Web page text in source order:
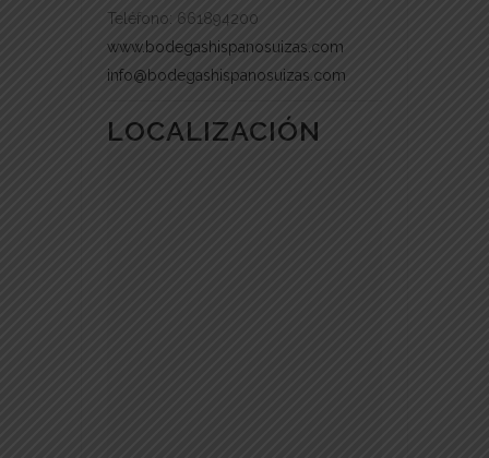
Teléfono: 661894200
www.bodegashispanosuizas.com
info@bodegashispanosuizas.com
LOCALIZACIÓN